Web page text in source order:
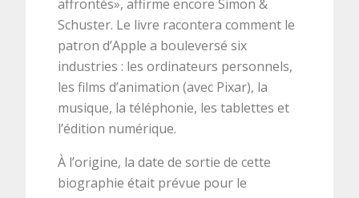
affrontés», affirme encore Simon &
Schuster. Le livre racontera comment le
patron d’Apple a bouleversé six
industries : les ordinateurs personnels,
les films d’animation (avec Pixar), la
musique, la téléphonie, les tablettes et
l’édition numérique.
À l’origine, la date de sortie de cette
biographie était prévue pour le